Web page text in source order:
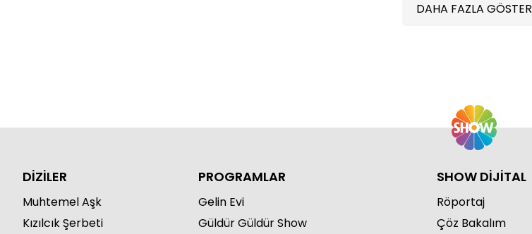
DAHA FAZLA GÖSTER
DİZİLER
Muhtemel Aşk
Kızılcık Şerbeti
PROGRAMLAR
Gelin Evi
Güldür Güldür Show
SHOW DİJİTAL
Röportaj
Çöz Bakalım